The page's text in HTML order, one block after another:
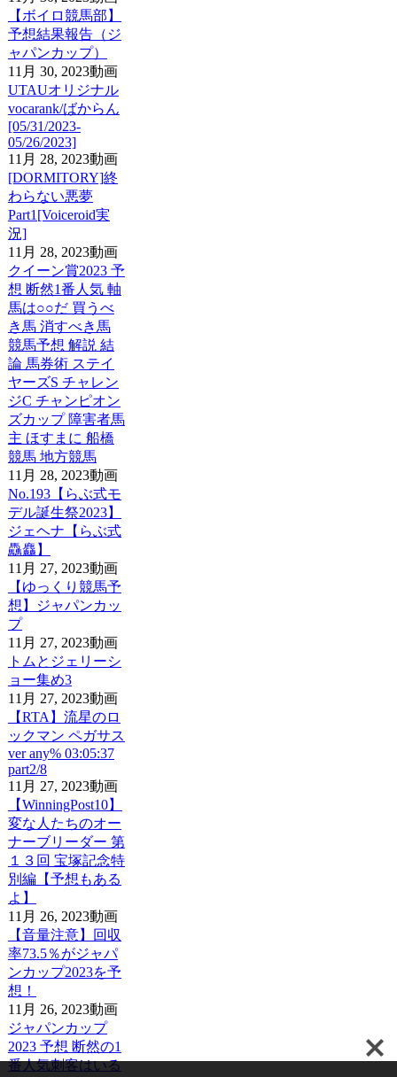
【ボイロ競馬部】
予想結果報告（ジ
ャパンカップ）
11月 30, 2023動画
UTAUオリジナル
vocarank/ばからん
[05/31/2023-
05/26/2023]
11月 28, 2023動画
[DORMITORY]終
わらない悪夢
Part1[Voiceroid実
況]
11月 28, 2023動画
クイーン賞2023 予
想 断然1番人気 軸
馬は○○だ 買うべ
き馬 消すべき馬
競馬予想 解説 結
論 馬券術 ステイ
ヤーズS チャレン
ジC チャンピオン
ズカップ 障害者馬
主 ほすまに 船橋
競馬 地方競馬
11月 28, 2023動画
No.193【らぶ式モ
デル誕生祭2023】
ジェヘナ【らぶ式
驫麤】
11月 27, 2023動画
【ゆっくり競馬予
想】ジャパンカッ
プ
11月 27, 2023動画
トムとジェリーシ
ョー集め3
11月 27, 2023動画
【RTA】流星のロ
ックマン ペガサス
ver any% 03:05:37
part2/8
11月 27, 2023動画
【WinningPost10】
変な人たちのオー
ナーブリーダー 第
１３回 宝塚記念特
別編【予想もある
よ】
11月 26, 2023動画
【音量注意】回収
率73.5％がジャパ
ンカップ2023を予
想！
11月 26, 2023動画
ジャパンカップ
2023 予想 断然の1
番人気刺客はいる